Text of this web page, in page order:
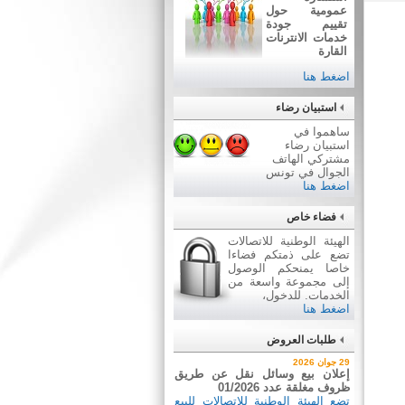
عمومية حول
تقييم جودة
خدمات الانترنات
القارة
اضغط هنا
استبيان رضاء
ساهموا في
استبيان رضاء
مشتركي الهاتف
الجوال في تونس
اضغط هنا
فضاء خاص
الهيئة الوطنية للاتصالات
تضع على ذمتكم فضاءا
خاصا يمنحكم الوصول
إلى مجموعة واسعة من
الخدمات. للدخول،
اضغط هنا
طلبات العروض
2 جويلية 2026
إعلان عن طلب عروض عدد
2026/03
اقتناء تجهيزات إعلامية
29 جوان 2026
إعلان بيع وسائل نقل عن طريق
ظروف مغلقة عدد 01/2026
تضع الهيئة الوطنية للاتصالات للبيع